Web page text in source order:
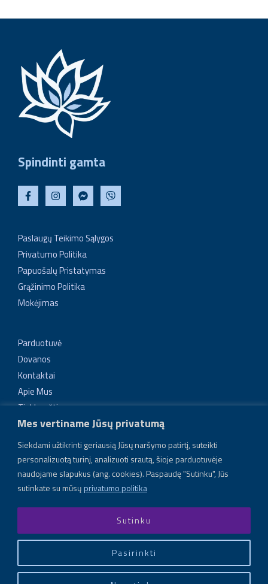
Mes vertiname Jūsų privatumą
Siekdami užtikrinti geriausią Jūsų naršymo patirtį, suteikti
personalizuotą turinį, analizuoti srautą, šioje parduotuvėje
naudojame slapukus (ang. cookies). Paspaudę "Sutinku", Jūs
sutinkate su mūsų privatumo politika
Pasirinkti
Sutinku
Spindinti gamta
Paslaugų Teikimo Sąlygos
Privatumo Politika
Papuošalų Pristatymas
Grąžinimo Politika
Mokėjimas
Parduotuvė
Dovanos
Kontaktai
Apie Mus
Tinklaraštis
Tikroviški ir unikalūs papuošalai
Lengvi, tvirti, vienetiniai dirbiniai, atkartojantys gamtos
elemento formą: uogos, lapelio, gėlės, šakėlės. Naudojama
inovatyvi gamybos technologija – elektroformavimas
Copyright © 2026 Electra Bloom
Powered by Electra Bloom